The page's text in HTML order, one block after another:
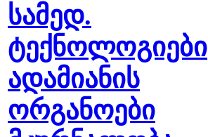
სამედ.
ტექნოლოგიები
ადამიანის
ორგანოები